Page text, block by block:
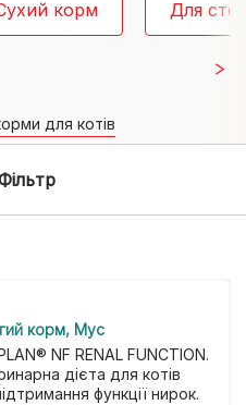
корм Для
для котів
корм Мус
NF RENAL FUNCTION.
дієта для котів
функції нирок.